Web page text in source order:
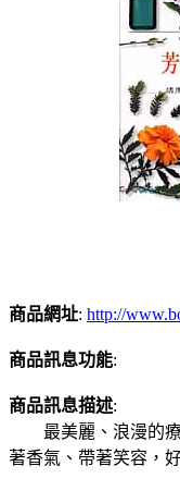
商品網址: http://
商品訊息功能:
商品訊息描述:
最美麗、浪漫的療
著香氣、帶著笑容，